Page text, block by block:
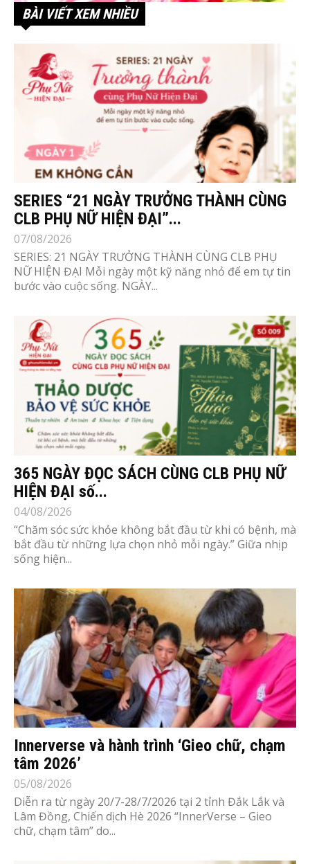
BÀI VIẾT XEM NHIỀU
SERIES “21 NGÀY TRƯỞNG THÀNH CÙNG
CLB PHỤ NỮ HIỆN ĐẠI”...
07/08/2026
SERIES: 21 NGÀY TRƯỞNG THÀNH CÙNG CLB PHỤ
NỮ HIỆN ĐẠI Mỗi ngày một kỹ năng nhỏ để em tự tin
bước vào cuộc sống. NGÀY...
365 NGÀY ĐỌC SÁCH CÙNG CLB PHỤ NỮ
HIỆN ĐẠI số...
04/08/2026
“Chăm sóc sức khỏe không bắt đầu từ khi có bệnh, mà
bắt đầu từ những lựa chọn nhỏ mỗi ngày.” Giữa nhịp
sống hiện...
Innerverse và hành trình ‘Gieo chữ, chạm
tâm 2026’
05/08/2026
Diễn ra từ ngày 20/7-28/7/2026 tại 2 tỉnh Đắk Lắk và
Lâm Đồng, Chiến dịch Hè 2026 “InnerVerse – Gieo
chữ, chạm tâm” do...